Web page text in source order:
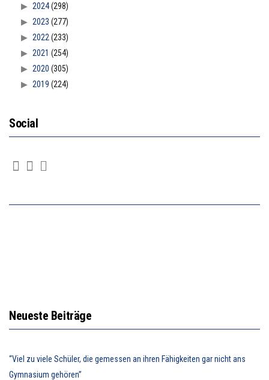
2024(298)
2023 (277)
2022 (233)
2021 (254)
2020 (305)
2019 (224)
Social
Neueste Beiträge
“Viel zu viele Schüler, die gemessen an ihren Fähigkeiten gar nicht ans
Gymnasium gehören”